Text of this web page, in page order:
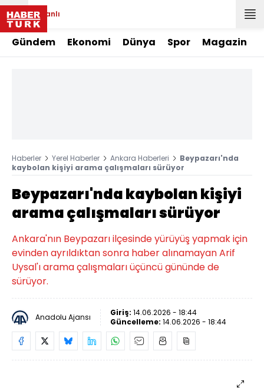
Canlı
Gündem Ekonomi Dünya Spor Magazin
Haberler Yerel Haberler Ankara Haberleri
Beypazarı'nda
kaybolan kişiyi arama çalışmaları sürüyor
Beypazarı'nda kaybolan kişiyi
arama çalışmaları sürüyor
Ankara'nın Beypazarı ilçesinde yürüyüş yapmak için
evinden ayrıldıktan sonra haber alınamayan Arif
Uysal'ı arama çalışmaları üçüncü gününde de
sürüyor.
Anadolu Ajansı Giriş: 14.06.2026 - 18:44
Güncelleme: 14.06.2026 - 18:44